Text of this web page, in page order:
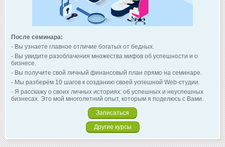
После семинара:
- Вы узнаете главное отличие богатых от бедных.
- Вы увидите разоблачения множества мифов об успешности и о
бизнесе.
- Вы получите свой личный финансовый план прямо на семинаре.
- Мы разберём 10 шагов к созданию своей успешной Web-студии.
- Я расскажу о своих личных историях: об успешных и неуспешных
бизнесах. Это мой многолетний опыт, которым я поделюсь с Вами.
Записаться
Другие курсы